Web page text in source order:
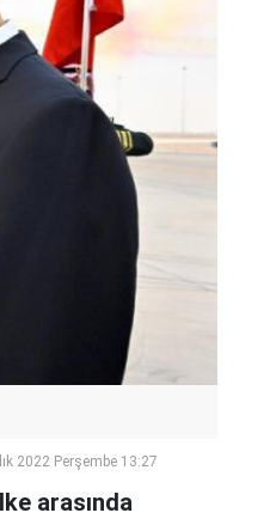
2022 Perşembe 13:27
arasında